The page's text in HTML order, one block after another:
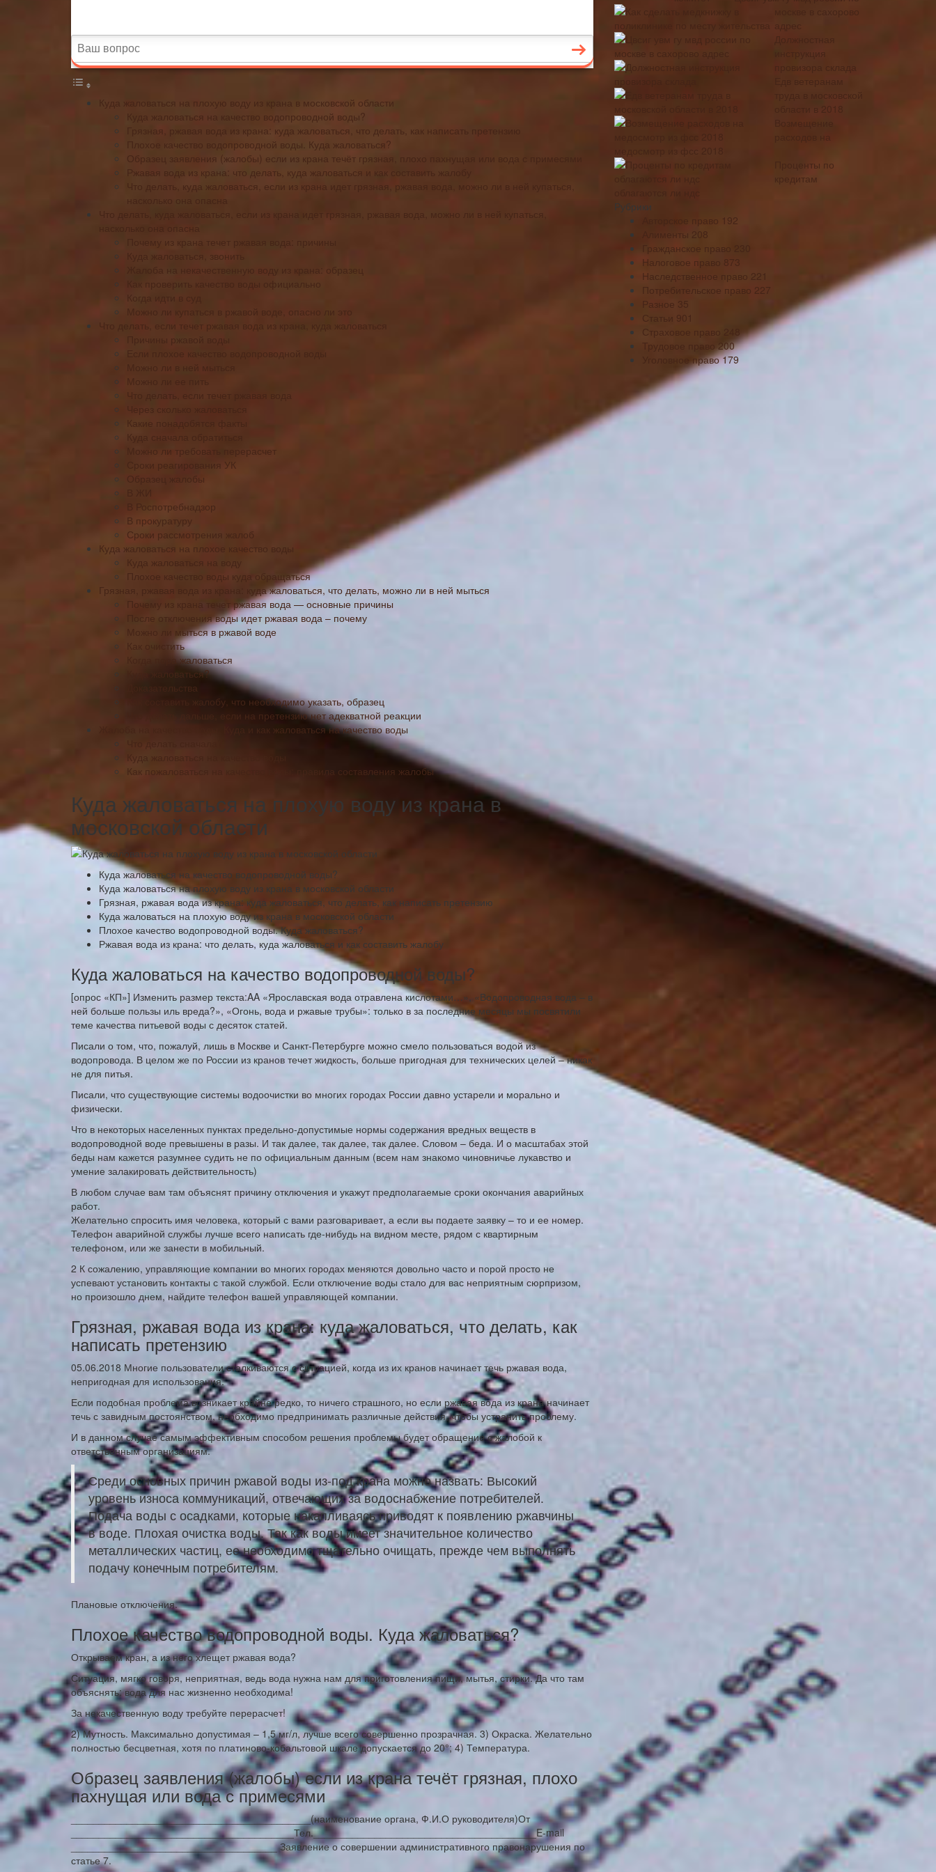
Куда жаловаться на плохую воду из крана в московской области
Куда жаловаться на качество водопроводной воды?
Грязная, ржавая вода из крана: куда жаловаться, что делать, как написать претензию
Плохое качество водопроводной воды. Куда жаловаться?
Образец заявления (жалобы) если из крана течёт грязная, плохо пахнущая или вода с примесями
Ржавая вода из крана: что делать, куда жаловаться и как составить жалобу
Что делать, куда жаловаться, если из крана идет грязная, ржавая вода, можно ли в ней купаться,
насколько она опасна
Что делать, куда жаловаться, если из крана идет грязная, ржавая вода, можно ли в ней купаться,
насколько она опасна
Почему из крана течет ржавая вода: причины
Куда жаловаться, звонить
Жалоба на некачественную воду из крана: образец
Как проверить качество воды официально
Когда идти в суд
Можно ли купаться в ржавой воде, опасно ли это
Что делать, если течет ржавая вода из крана, куда жаловаться
Причины ржавой воды
Если плохое качество водопроводной воды
Можно ли ее пить
Что делать, если течет ржавая вода
Через сколько жаловаться
Какие понадобятся факты
Куда сначала обратиться
Можно ли требовать перерасчет
Сроки реагирования УК
Образец жалобы
В Роспотребнадзор
В прокуратуру
Сроки рассмотрения жалоб
Куда жаловаться на плохое качество воды
Куда жаловаться на воду
Плохое качество воды куда обращаться
Грязная, ржавая вода из крана: куда жаловаться, что делать, можно ли в ней мыться
Почему из крана течет ржавая вода — основные причины
После отключения воды идет ржавая вода – почему
Можно ли мыться в ржавой воде
Как очистить
Когда пора жаловаться
Куда жаловаться?
Доказательства
Как составить жалобу, что необходимо указать, образец
Что делать дальше, если на претензию нет адекватной реакции
Жалоба на качество воды. Куда и как жаловаться на качество воды
Как пожаловаться на качество воды: правила составления жалобы
Куда жаловаться на плохую воду из крана в
московской области
Куда жаловаться на качество водопроводной воды?
Куда жаловаться на плохую воду из крана в московской области
Грязная, ржавая вода из крана: куда жаловаться, что делать, как написать претензию
Куда жаловаться на плохую воду из крана в московской области
Плохое качество водопроводной воды. Куда жаловаться?
Ржавая вода из крана: что делать, куда жаловаться и как составить жалобу
Куда жаловаться на качество водопроводной воды?
[опрос «КП»] Изменить размер текста:AA «Ярославская вода отравлена кислотами…», «Водопроводная вода – в
ней больше пользы иль вреда?», «Огонь, вода и ржавые трубы»: только в за последние месяцы мы посвятили
теме качества питьевой воды с десяток статей.
Писали о том, что, пожалуй, лишь в Москве и Санкт-Петербурге можно смело пользоваться водой из
водопровода. В целом же по России из кранов течет жидкость, больше пригодная для технических целей – никак
не для питья.
Писали, что существующие системы водоочистки во многих городах России давно устарели и морально и
физически.
Что в некоторых населенных пунктах предельно-допустимые нормы содержания вредных веществ в
водопроводной воде превышены в разы. И так далее, так далее, так далее. Словом – беда. И о масштабах этой
беды нам кажется разумнее судить не по официальным данным (всем нам знакомо чиновничье лукавство и
умение залакировать действительность)
В любом случае вам там объяснят причину отключения и укажут предполагаемые сроки окончания аварийных
работ.
Желательно спросить имя человека, который с вами разговаривает, а если вы подаете заявку – то и ее номер.
Телефон аварийной службы лучше всего написать где-нибудь на видном месте, рядом с квартирным
телефоном, или же занести в мобильный.
2 К сожалению, управляющие компании во многих городах меняются довольно часто и порой просто не
успевают установить контакты с такой службой. Если отключение воды стало для вас неприятным сюрпризом,
но произошло днем, найдите телефон вашей управляющей компании.
Грязная, ржавая вода из крана: куда жаловаться, что делать, как
написать претензию
05.06.2018 Многие пользователи сталкиваются с ситуацией, когда из их кранов начинает течь ржавая вода,
непригодная для использования.
Если подобная проблема возникает крайне редко, то ничего страшного, но если ржавая вода из крана начинает
течь с завидным постоянством, необходимо предпринимать различные действия, чтобы устранить проблему.
И в данном случае самым эффективным способом решения проблемы будет обращение с жалобой к
ответственным организациям.
Среди основных причин ржавой воды из-под крана можно назвать: Высокий
уровень износа коммуникаций, отвечающих за водоснабжение потребителей.
Подача воды с осадками, которые накапливаясь приводят к появлению ржавчины
в воде. Плохая очистка воды. Так как воды имеет значительное количество
металлических частиц, ее необходимо тщательно очищать, прежде чем выполнять
подачу конечным потребителям.
Плановые отключения.
Плохое качество водопроводной воды. Куда жаловаться?
Открываем кран, а из него хлещет ржавая вода?
Ситуация, мягко говоря, неприятная, ведь вода нужна нам для приготовления пищи, мытья, стирки. Да что там
объяснять: вода для нас жизненно необходима!
За некачественную воду требуйте перерасчет!
2) Мутность. Максимально допустимая – 1,5 мг/л, лучше всего совершенно прозрачная. 3) Окраска. Желательно
полностью бесцветная, хотя по платиново-кобальтовой шкале допускается до 20°; 4) Температура.
Образец заявления (жалобы) если из крана течёт грязная, плохо
пахнущая или вода с примесями
___________________________________________(наименование органа, Ф.И.О руководителя)От
________________________________________Тел.________________________________________E-mail
_____________________________________ Заявление о совершении административного правонарушения по
статье 7.
москве в сахорово
адрес
Должностная
инструкция
провизора склада
Едв ветеранам
области в 2018
Возмещение
расходов на
Проценты по
кредитам
Рубрики
Авторское право 192
Алименты
208
Гражданское право
Налоговое право 873
Наследственное право 221
Потребительское право 227
Разное 35
Статьи 901
Страховое право
Трудовое право200
Уголовное право179